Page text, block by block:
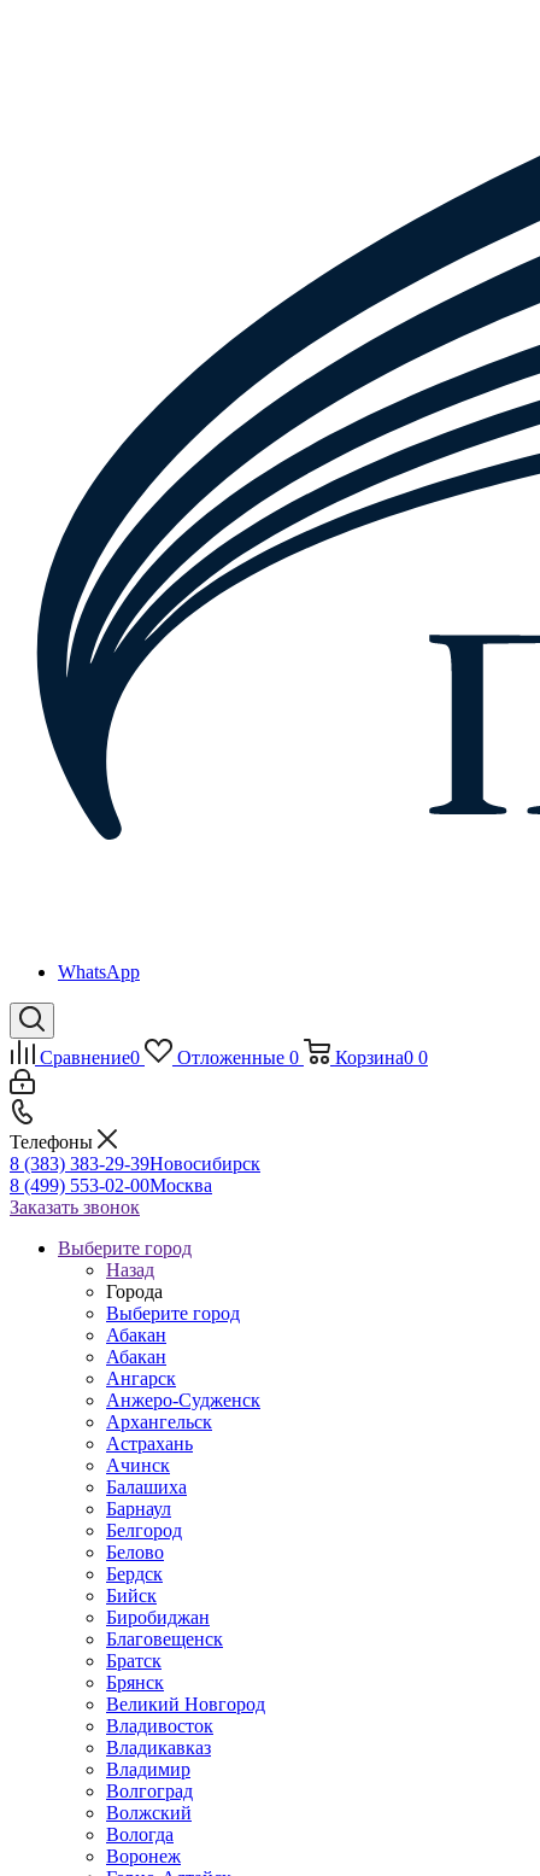
WhatsApp
Сравнение0 Отложенные 0 Корзина0 0
Телефоны
8 (383) 383-29-39Новосибирск
8 (499) 553-02-00Москва
Заказать звонок
Выберите город
Назад
Города
Выберите город
Абакан
Абакан
Ангарск
Анжеро-Судженск
Архангельск
Астрахань
Ачинск
Балашиха
Барнаул
Белгород
Белово
Бердск
Бийск
Биробиджан
Благовещенск
Братск
Брянск
Великий Новгород
Владивосток
Владикавказ
Владимир
Волгоград
Волжский
Вологда
Воронеж